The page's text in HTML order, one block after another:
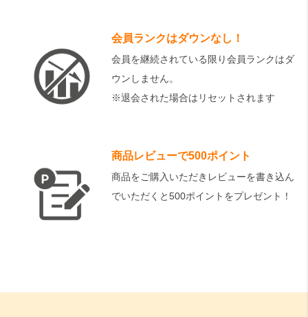
会員ランクはダウンなし！
会員を継続されている限り会員ランクはダ
ウンしません。
※退会された場合はリセットされます
商品レビューで500ポイント
商品をご購入いただきレビューを書き込ん
でいただくと500ポイントをプレゼント！